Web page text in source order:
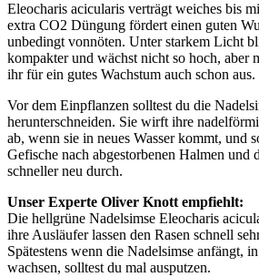
Eleocharis acicularis verträgt weiches bis
extra CO2 Düngung fördert einen guten
unbedingt vonnöten. Unter starkem Licht
kompakter und wächst nicht so hoch, aber
ihr für ein gutes Wachstum auch schon aus.
Vor dem Einpflanzen solltest du die
herunterschneiden. Sie wirft ihre
ab, wenn sie in neues Wasser kommt, und
Gefische nach abgestorbenen Halmen und
schneller neu durch.
Unser Experte Oliver Knott empfiehlt:
Die hellgrüne Nadelsimse Eleocharis
ihre Ausläufer lassen den Rasen schnell
Spätestens wenn die Nadelsimse anfängt,
wachsen, solltest du mal ausputzen.